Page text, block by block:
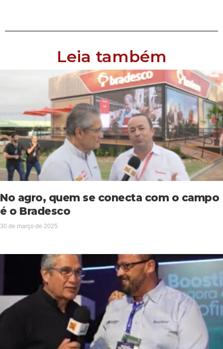
Leia também
No agro, quem se conecta com o campo
é o Bradesco
30 de março de 2025